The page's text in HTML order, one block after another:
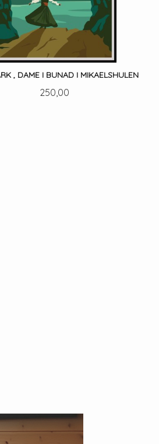
, DAME I BUNAD I MIKAELSHULEN
Pris
250,00